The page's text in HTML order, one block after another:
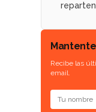
reparten
Recibe las
email.